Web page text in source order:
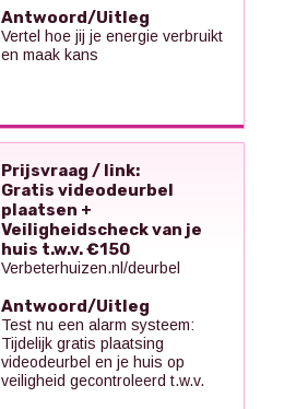
Antwoord/Uitleg
Vertel hoe jij je energie verbruikt
en maak kans
Prijsvraag / link:
Gratis videodeurbel
plaatsen +
Veiligheidscheck van je
huis t.w.v. €150
Verbeterhuizen.nl/deurbel
Antwoord/Uitleg
Test nu een alarm systeem:
Tijdelijk gratis plaatsing
videodeurbel en je huis op
veiligheid gecontroleerd t.w.v.